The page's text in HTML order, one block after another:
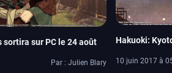
sortira sur PC le 24 août
Par : Julien Blary
Hakuoki:
10 juin 2017 à